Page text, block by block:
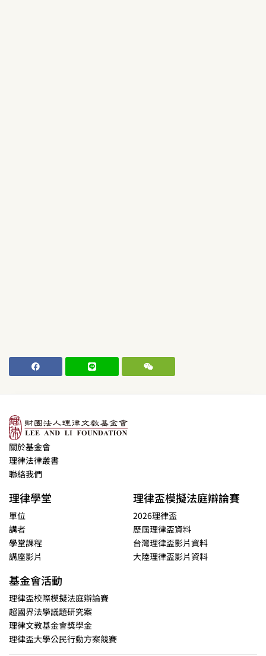
關於基金會
理律法律叢書
聯絡我們
理律學堂
單位
講者
學堂課程
講座影片
理律盃模擬法庭辯論賽
2026理律盃
歷屆理律盃資料
台灣理律盃影片資料
大陸理律盃影片資料
基金會活動
理律盃校際模擬法庭辯論賽
超國界法學議題研究案
理律文教基金會獎學金
理律盃大學公民行動方案競賽